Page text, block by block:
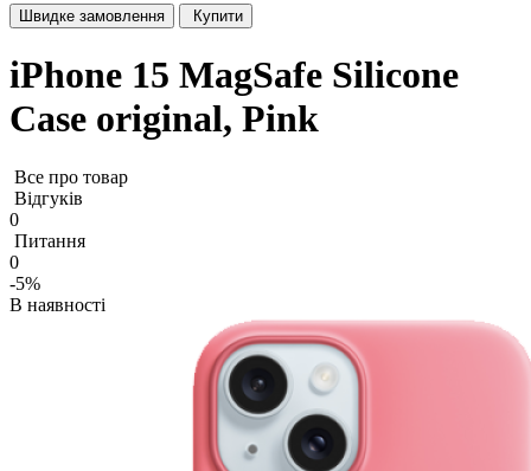
Швидке замовлення Купити
iPhone 15 MagSafe Silicone
Case original, Pink
Все про товар
Відгуків
0
Питання
0
-5%
В наявності